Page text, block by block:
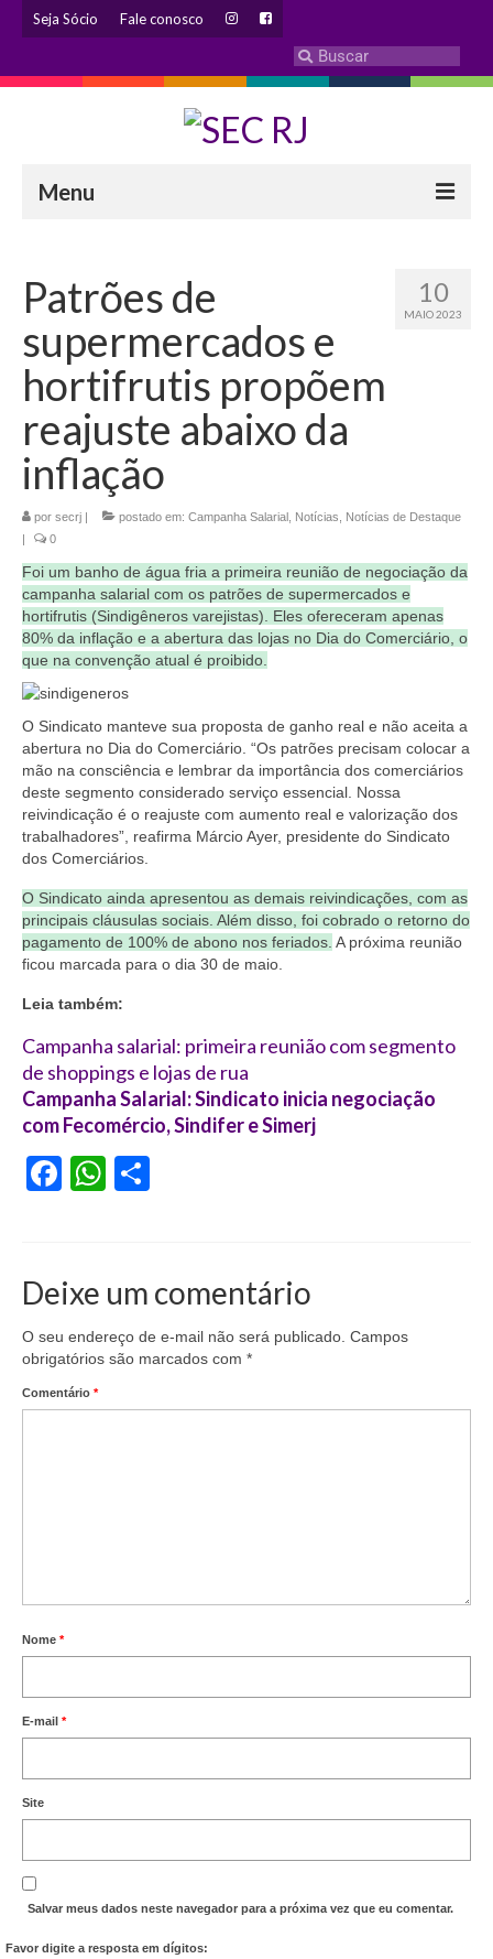
Seja Sócio Fale conosco
Menu
Eleição 2024 – Comissão Eleitoral
Histórico
Diretoria
Estatuto
Atendimentos
Coletivo Margaridas
Coletivo de Igualdade Racial
DENÚNCIAS
SERVIÇOS
Acordos e convenções
Cadastro de empresa
Homologações
Jurídico
Declarações
Saúde
Aplicativo Comerciários RJ
CIPA
BENEFÍCIOS
Sede social
Convênios
Dependentes
Editais
Links Úteis
Perguntas frequentes
EMPRESAS
10
MAIO 2023
Patrões de
supermercados e
hortifrutis propõem
reajuste abaixo da
inflação
por secrj | postado em: Campanha Salarial Notícias
Notícias de Destaque
|
0
Foi um banho de água fria a primeira reunião de negociação da
campanha salarial com os patrões de supermercados e
hortifrutis (Sindigêneros varejistas). Eles ofereceram apenas
80% da inflação e a abertura das lojas no Dia do Comerciário, o
que na convenção atual é proibido.
O Sindicato manteve sua proposta de ganho real e não aceita a
abertura no Dia do Comerciário. “Os patrões precisam colocar a
mão na consciência e lembrar da importância dos comerciários
deste segmento considerado serviço essencial. Nossa
reivindicação é o reajuste com aumento real e valorização dos
trabalhadores”, reafirma Márcio Ayer, presidente do Sindicato
dos Comerciários.
O Sindicato ainda apresentou as demais reivindicações, com as
principais cláusulas sociais. Além disso, foi cobrado o retorno do
pagamento de 100% de abono nos feriados. A próxima reunião
ficou marcada para o dia 30 de maio.
Leia também:
Campanha salarial: primeira reunião com segmento
de shoppings e lojas de rua
Campanha Salarial: Sindicato inicia negociação
com Fecomércio, Sindifer e Simerj
Facebook
WhatsApp
Deixe um comentário
O seu endereço de e-mail não será publicado. Campos
obrigatórios são marcados com *
Comentário *
Nome *
E-mail *
Site
Salvar meus dados neste navegador para a próxima vez que eu comentar.
Favor digite a resposta em dígitos: